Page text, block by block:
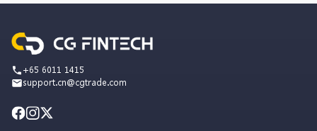
+65 6011 1415
support.cn@cgtrade.com